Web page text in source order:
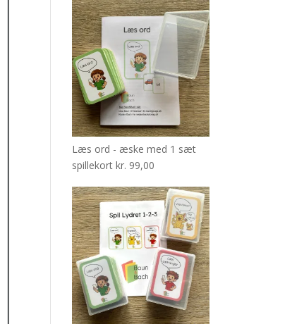
Læs ord - æske med 1 sæt
spillekort kr. 99,00